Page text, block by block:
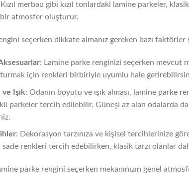
merbau gibi kızıl tonlardaki lamine parkeler,
atmosfer oluşturur.
seçerken dikkate almanız gereken bazı faktörler
: Lamine parke renginizi seçerken mevcut
için renkleri birbiriyle uyumlu hale
Işık: Odanın boyutu ve ışık alması, lamine parke
parkeler tercih edilebilir. Güneşi az alan odalarda
: Dekorasyon tarzınıza ve kişisel tercihlerinize
sade renkleri tercih edebilirken, klasik tarzı olanlar
parke rengini seçerken mekanınızın genel